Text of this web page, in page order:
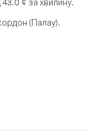
(Палау).